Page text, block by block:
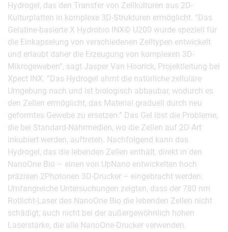
Hydrogel, das den Transfer von Zellkulturen aus 2D-
Kulturplatten in komplexe 3D-Strukturen ermöglicht. “Das
Gelatine-basierte X Hydrobio INX© U200 wurde speziell für
die Einkapselung von verschiedenen Zelltypen entwickelt
und erlaubt daher die Erzeugung von komplexen 3D-
Mikrogeweben”, sagt Jasper Van Hoorick, Projektleitung bei
Xpect INX. “Das Hydrogel ahmt die natürliche zelluläre
Umgebung nach und ist biologisch abbaubar, wodurch es
den Zellen ermöglicht, das Material graduell durch neu
geformtes Gewebe zu ersetzen.” Das Gel löst die Probleme,
die bei Standard-Nährmedien, wo die Zellen auf 2D-Art
inkubiert werden, auftreten. Nachfolgend kann das
Hydrogel, das die lebenden Zellen enthält, direkt in den
NanoOne Bio – einen von UpNano entwickelten hoch
präzisen 2Photonen 3D-Drucker – eingebracht werden.
Umfangreiche Untersuchungen zeigten, dass der 780 nm
Rotlicht-Laser des NanoOne Bio die lebenden Zellen nicht
schädigt, auch nicht bei der außergewöhnlich hohen
Laserstärke, die alle NanoOne-Drucker verwenden.